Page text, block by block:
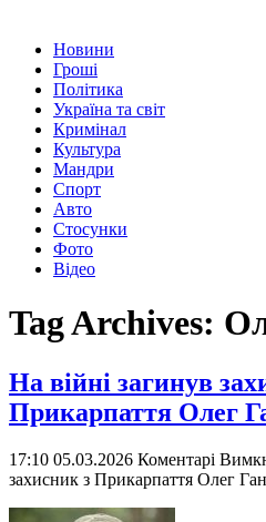
Новини
Гроші
Політика
Україна та світ
Кримінал
Культура
Мандри
Спорт
Авто
Стосунки
Фото
Відео
Tag Archives:
На війні загинув
Прикарпаття Олег
17:10 05.03.2026 Коментарі
захисник з Прикарпаття Олег